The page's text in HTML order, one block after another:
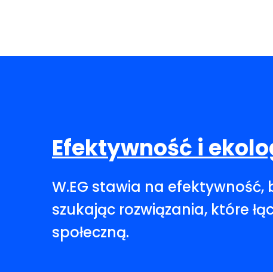
Efektywność i
W.EG stawia na
szukając rozwiązania, które
społeczną.